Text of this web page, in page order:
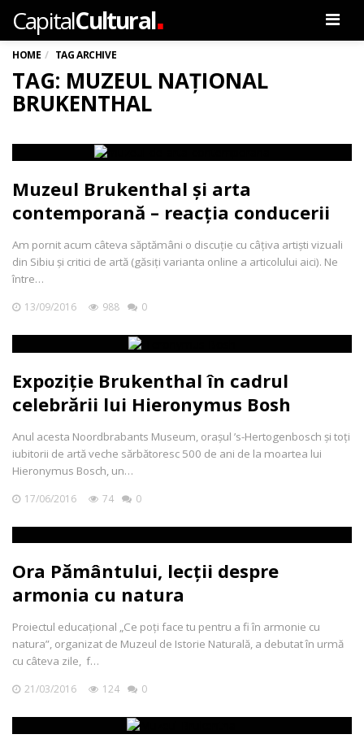
CapitalCultural
HOME TAG ARCHIVE
TAG: MUZEUL NAȚIONAL
BRUKENTHAL
Muzeul Brukenthal și arta
contemporană – reacția conducerii
Am pornit acum câteva săptămâni o discuție cu câțiva artiști vizuali
din Sibiu și critici de artă (găsiți varianta online a articolului aici). Ne
între…
13/09/2016 988 0
Expoziție Brukenthal în cadrul
celebrării lui Hieronymus Bosh
Anul acesta Noordbrabants Museum, orașul ’s-Hertogenbosch și toți
iubitorii de artă veche sărbătoresc 500 de ani de la moartea lui
Hieronymus Bosch, un…
17/06/2016 74 0
Ora Pământului, lecții despre
armonia cu natura
Proiectul educațional „Ce poți face tu pentru a fi în armonie cu
natura”, organizat de Muzeul de Istorie Naturală, a debutat în urmă
cu câteva zile, f…
21/03/2016 124 0